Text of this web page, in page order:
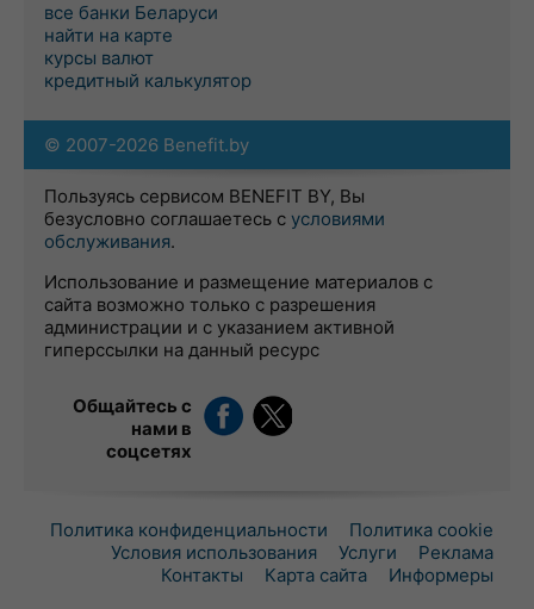
все банки Беларуси
найти на карте
курсы валют
кредитный калькулятор
© 2007-2026 Benefit.by
Пользуясь сервисом BENEFIT BY, Вы
безусловно соглашаетесь с условиями
обслуживания.
Использование и размещение материалов с
сайта возможно только с разрешения
администрации и с указанием активной
гиперссылки на данный ресурс
Общайтесь с
нами в
соцсетях
Политика конфиденциальности
Политика cookie
Условия использования
Услуги
Реклама
Контакты
Карта сайта Информеры